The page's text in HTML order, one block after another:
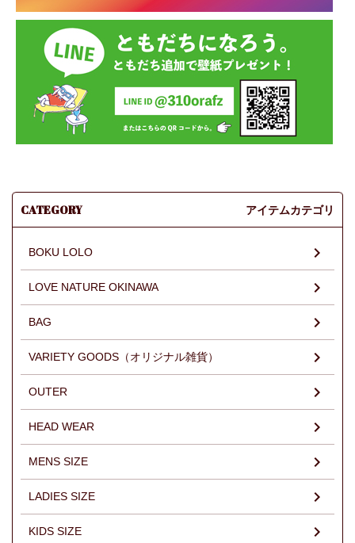
CATEGORY アイテムカテゴリ
BOKU LOLO
LOVE NATURE OKINAWA
BAG
VARIETY GOODS（オリジナル雑貨）
OUTER
HEAD WEAR
MENS SIZE
LADIES SIZE
KIDS SIZE